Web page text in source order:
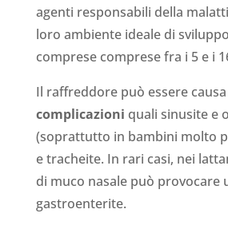
agenti responsabili della
loro ambiente ideale di
comprese comprese fra i 5 e i
Il raffreddore può essere
complicazioni quali sinusite e
(soprattutto in bambini molto
e tracheite. In rari casi, nei
di muco nasale può provocare
gastroenterite.